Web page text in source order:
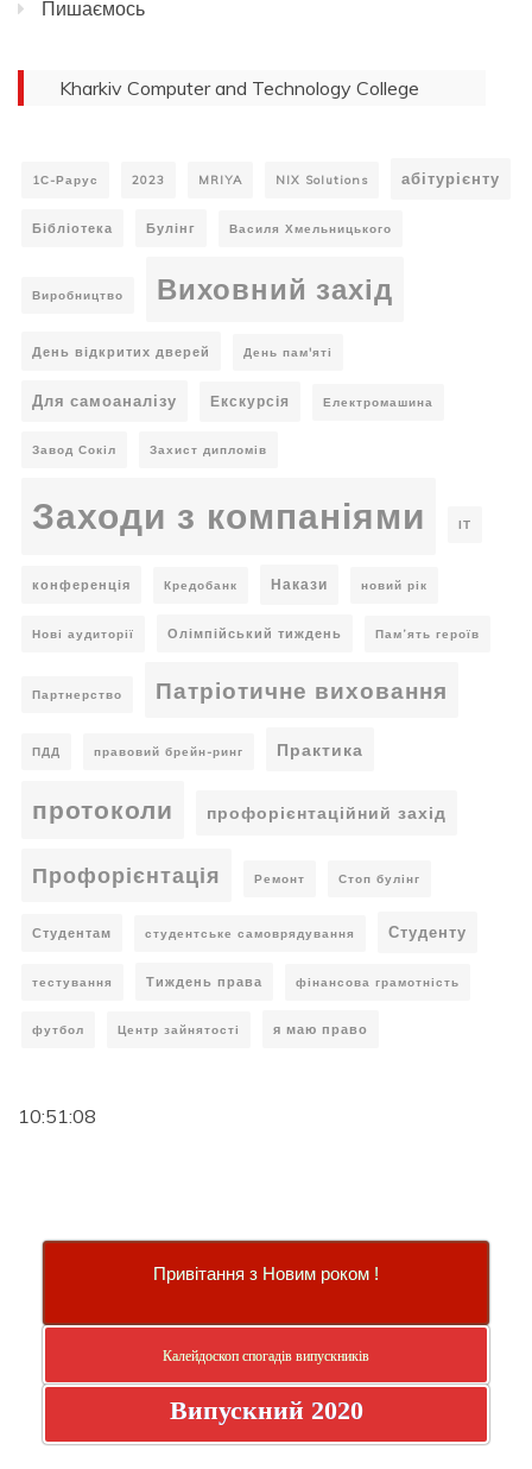
Пишаємось
Kharkiv Computer and Technology College
1С-Рарус 2023 MRIYA NIX Solutions абітурієнту
Бібліотека Булінг Василя Хмельницького
Виробництво Виховний захід
День відкритих дверей День пам'яті
Для самоаналізу Екскурсія Електромашина
Завод Сокіл Захист дипломів
Заходи з компаніями ІТ
конференція Кредобанк Накази новий рік
Нові аудиторії Олімпійський тиждень Пам’ять героїв
Партнерство Патріотичне виховання
ПДД правовий брейн-ринг Практика
протоколи профорієнтаційний захід
Профорієнтація Ремонт Стоп булінг
Студентам студентське самоврядування Студенту
тестування Тиждень права фінансова грамотність
футбол Центр зайнятості я маю право
10:51:08
Привітання з Новим роком !
Калейдоскоп спогадів випускників
Випускний 2020